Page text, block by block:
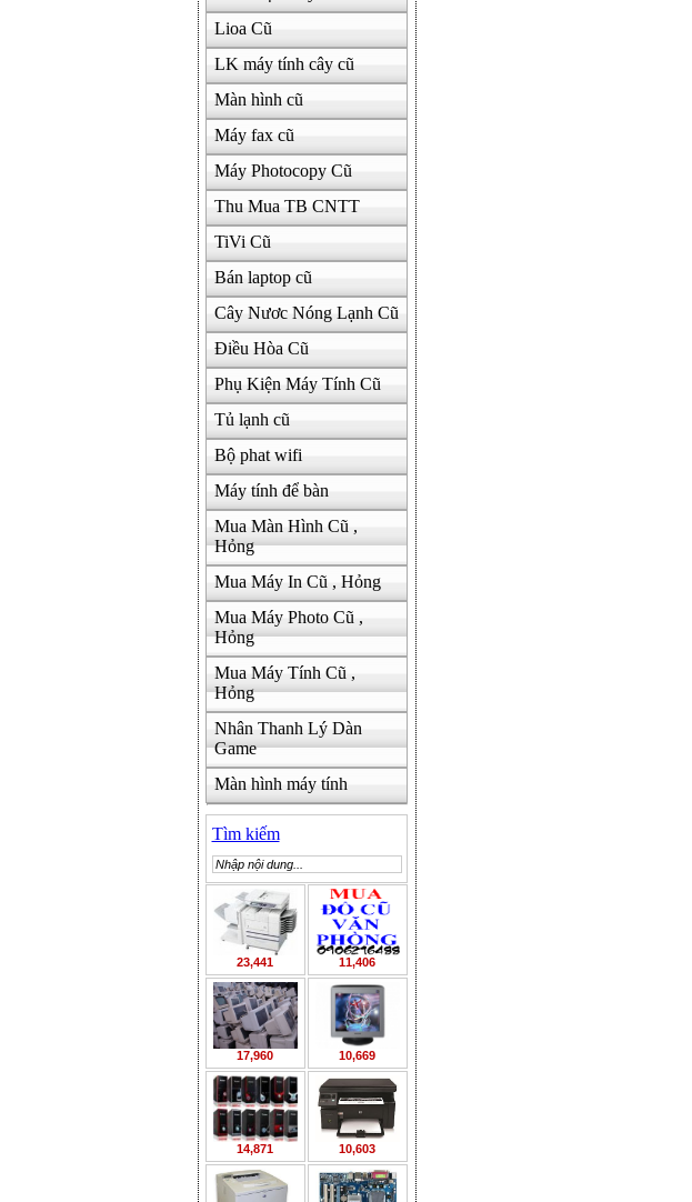
Lioa Cũ
LK máy tính cây cũ
Màn hình cũ
Máy fax cũ
Máy Photocopy Cũ
Thu Mua TB CNTT
TiVi Cũ
Bán laptop cũ
Cây Nươc Nóng Lạnh Cũ
Điều Hòa Cũ
Phụ Kiện Máy Tính Cũ
Tủ lạnh cũ
Bộ phat wifi
Máy tính để bàn
Mua Màn Hình Cũ ,
Hỏng
Mua Máy In Cũ , Hỏng
Mua Máy Photo Cũ ,
Hỏng
Mua Máy Tính Cũ ,
Hỏng
Nhân Thanh Lý Dàn
Game
Màn hình máy tính
Tìm kiếm
23,441 11,406
17,960 10,669
14,871 10,603